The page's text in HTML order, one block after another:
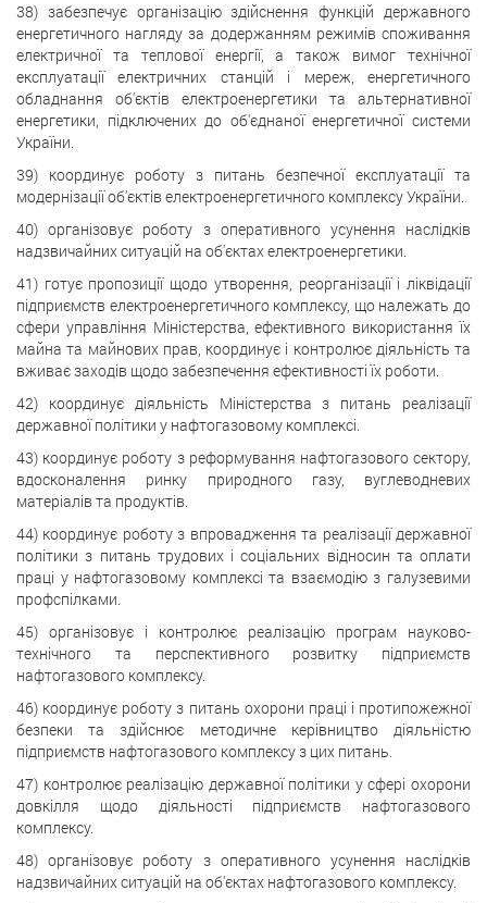
38) забезпечує організацію здійснення функцій державного
енергетичного нагляду за додержанням режимів споживання
електричної та теплової енергії, а також вимог технічної
експлуатації електричних станцій і мереж, енергетичного
обладнання об'єктів електроенергетики та альтернативної
енергетики, підключених до об'єднаної енергетичної системи
України.
39) координує роботу з питань безпечної експлуатації та
модернізації об'єктів електроенергетичного комплексу України.
40) організовує роботу з оперативного усунення наслідків
надзвичайних ситуацій на об'єктах електроенергетики.
41) готує пропозиції щодо утворення, реорганізації і ліквідації
підприємств електроенергетичного комплексу, що належать до
сфери управління Міністерства, ефективного використання їх
майна та майнових прав, координує і контролює діяльність та
вживає заходів щодо забезпечення ефективності їх роботи.
42) координує діяльність Міністерства з питань реалізації
державної політики у нафтогазовому комплексі.
43) координує роботу з реформування нафтогазового сектору,
вдосконалення ринку природного газу, вуглеводневих
матеріалів та продуктів.
44) координує роботу з впровадження та реалізації державної
політики з питань трудових і соціальних відносин та оплати
праці у нафтогазовому комплексі та взаємодію з галузевими
профспілками.
45) організовує і контролює реалізацію програм науково-
технічного та перспективного розвитку підприємств
нафтогазового комплексу.
46) координує роботу з питань охорони праці і протипожежної
безпеки та здійснює методичне керівництво діяльністю
підприємств нафтогазового комплексу з цих питань.
47) контролює реалізацію державної політики у сфері охорони
довкілля щодо діяльності підприємств нафтогазового
комплексу.
48) організовує роботу з оперативного усунення наслідків
надзвичайних ситуацій на об'єктах нафтогазового комплексу.